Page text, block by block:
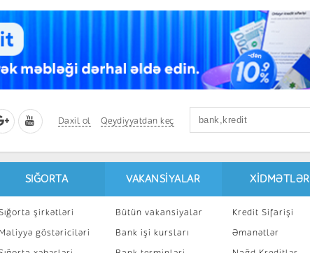
Daxil ol Qeydiyyatdan keç
SIĞORTA
şirkətləri
Maliyyə göstəriciləri
VAKANSIYALAR
Bütün vakansiyalar
Bank işi kursları
XIDMƏTLƏR
Kredit Sifarişi
Əmanətlər